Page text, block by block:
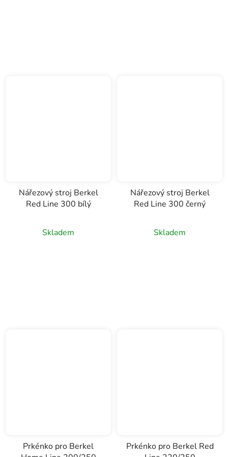
Nářezový stroj Berkel
Red Line 300 bílý
Skladem
Nářezový stroj Berkel
Red Line 300 černý
Skladem
Prkénko pro Berkel
Prkénko pro Berkel Red